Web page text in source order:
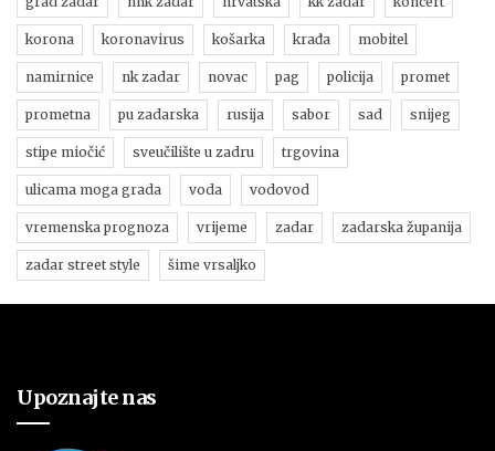
korona koronavirus košarka krađa mobitel
namirnice nk zadar novac pag policija promet
prometna pu zadarska rusija sabor sad snijeg
stipe miočić sveučilište u zadru trgovina
ulicama moga grada voda vodovod
vremenska prognoza vrijeme zadar zadarska županija
zadar street style šime vrsaljko
Upoznajte nas